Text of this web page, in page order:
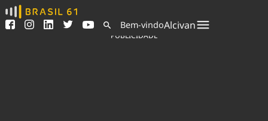
Ver todas as notícias
Podcasts
Indicadores
Bem-vindoAlcivan
PUBLICIDADE